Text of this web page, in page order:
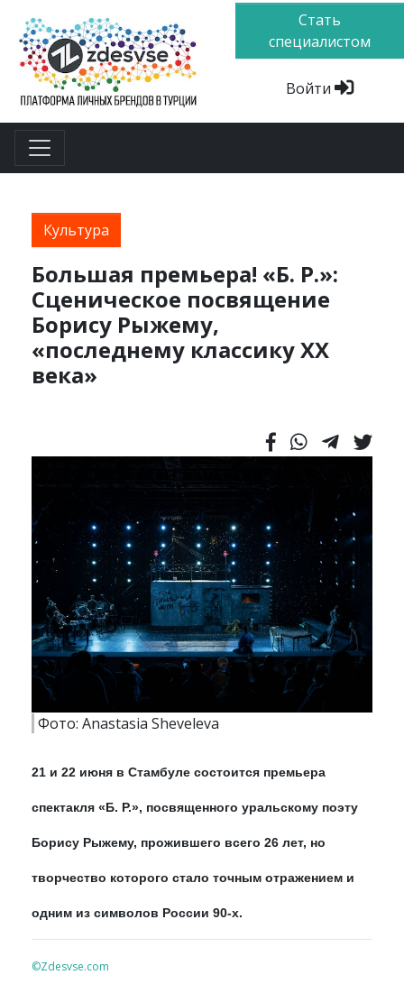
Стать
специалистом
Войти
Культура
Большая премьера! «Б. Р.»:
Сценическое посвящение
Борису Рыжему,
«последнему классику XX
века»
Фото: Anastasia Sheveleva
21 и 22 июня в Стамбуле состоится премьера
спектакля «Б. Р.», посвященного уральскому поэту
Борису Рыжему, прожившего всего 26 лет, но
творчество которого стало точным отражением и
одним из символов России 90-х.
©Zdesvse.com